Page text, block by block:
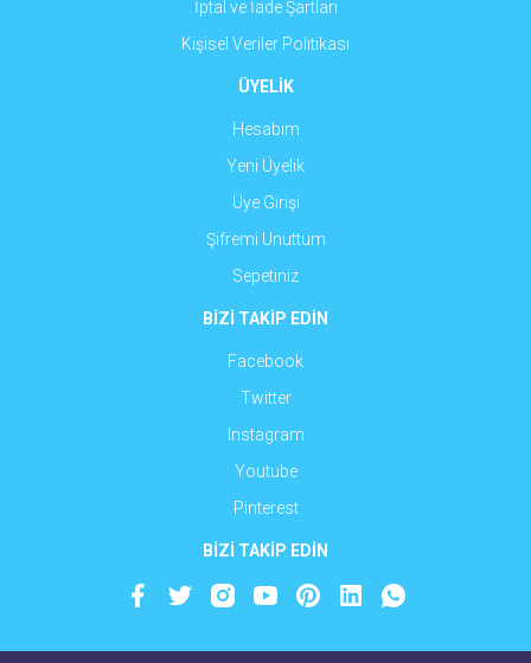
İptal ve İade Şartları
Kişisel Veriler Politikası
ÜYELİK
Hesabım
Yeni Üyelik
Üye Girişi
Şifremi Unuttum
Sepetiniz
BİZİ TAKİP EDİN
Facebook
Twitter
Instagram
Youtube
Pinterest
BİZİ TAKİP EDİN